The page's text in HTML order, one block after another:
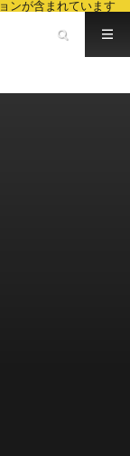
ンが含まれています